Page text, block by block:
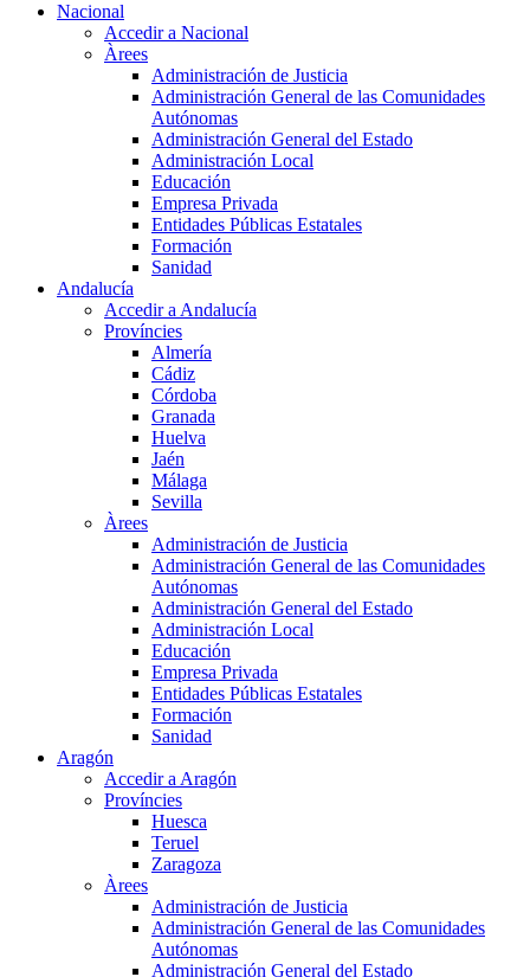
Nacional
Accedir a Nacional
Àrees
Administración de Justicia
Administración General de las Comunidades
Autónomas
Administración General del Estado
Administración Local
Educación
Empresa Privada
Entidades Públicas Estatales
Formación
Sanidad
Andalucía
Accedir a Andalucía
Províncies
Almería
Cádiz
Córdoba
Granada
Huelva
Jaén
Málaga
Sevilla
Àrees
Administración de Justicia
Administración General de las Comunidades
Autónomas
Administración General del Estado
Administración Local
Educación
Empresa Privada
Entidades Públicas Estatales
Formación
Sanidad
Aragón
Accedir a Aragón
Províncies
Huesca
Teruel
Zaragoza
Àrees
Administración de Justicia
Administración General de las Comunidades
Autónomas
Administración General del Estado